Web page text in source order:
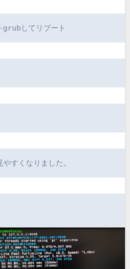
してリブート
やすくなりました。